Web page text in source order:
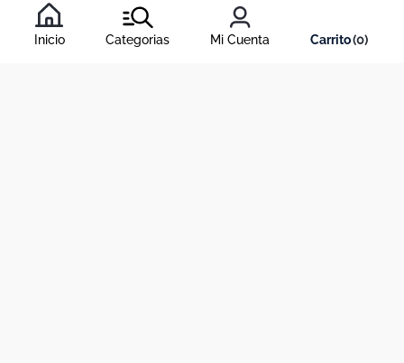
Inicio Categorias Mi Cuenta 0
condiciones
, y nuestra política de tratamiento de información